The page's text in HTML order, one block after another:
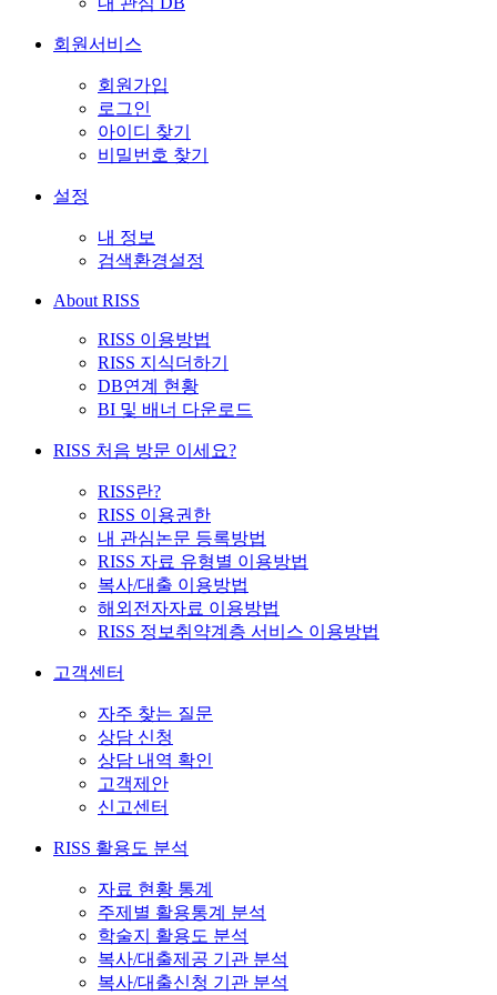
회원서비스
회원가입
로그인
아이디 찾기
비밀번호 찾기
설정
내 정보
검색환경설정
About RISS
RISS 이용방법
RISS 지식더하기
DB연계 현황
BI 및 배너 다운로드
RISS 처음 방문 이세요?
RISS란?
RISS 이용권한
내 관심논문 등록방법
RISS 자료 유형별 이용방법
복사/대출 이용방법
해외전자자료 이용방법
RISS 정보취약계층 서비스 이용방법
고객센터
자주 찾는 질문
상담 신청
상담 내역 확인
고객제안
신고센터
RISS 활용도 분석
자료 현황 통계
주제별 활용통계 분석
학술지 활용도 분석
복사/대출제공 기관 분석
복사/대출신청 기관 분석